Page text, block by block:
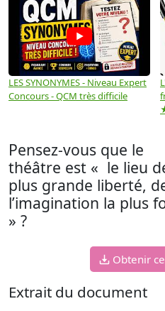
LES SYNONYMES - Niveau Expert
Concours - QCM très difficile
Pensez-vous que le
théâtre est « le lieu
plus grande liberté,
l’imagination la plus
» ?
Obtenir
Extrait du document